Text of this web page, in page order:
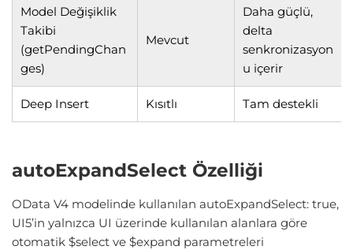
Model Değişiklik
Takibi
(getPendingChan
ges)
Mevcut
Daha güçlü,
delta
senkronizasyon
u içerir
Deep Insert Kısıtlı Tam destekli
autoExpandSelect Özelliği
OData V4 modelinde kullanılan autoExpandSelect: true,
UI5’in yalnızca UI üzerinde kullanılan alanlara göre
otomatik $select ve $expand parametreleri